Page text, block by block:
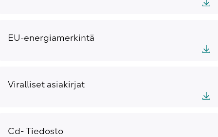
EU-energiamerkintä
Viralliset asiakirjat
Cd- Tiedosto